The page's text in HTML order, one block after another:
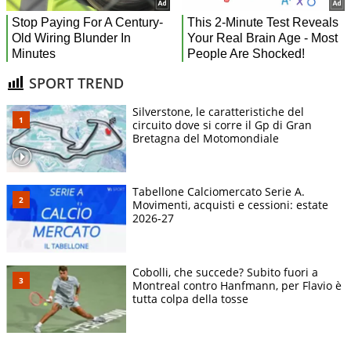
SPORT TREND
Silverstone, le caratteristiche del
circuito dove si corre il Gp di Gran
Bretagna del Motomondiale
Tabellone Calciomercato Serie A.
Movimenti, acquisti e cessioni: estate
2026-27
Cobolli, che succede? Subito fuori a
Montreal contro Hanfmann, per Flavio è
tutta colpa della tosse